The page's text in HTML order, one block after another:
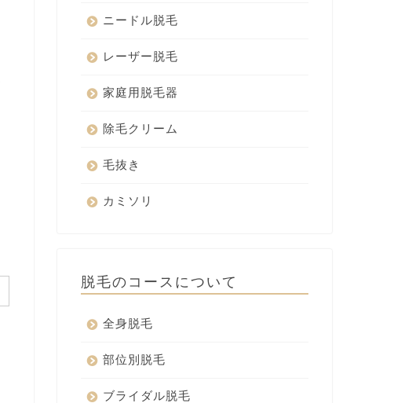
ニードル脱毛
レーザー脱毛
家庭用脱毛器
除毛クリーム
毛抜き
カミソリ
脱毛のコースについて
全身脱毛
部位別脱毛
ブライダル脱毛